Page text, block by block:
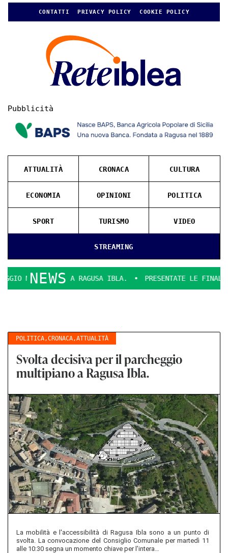
CONTATTI PRIVACY POLICY COOKIE POLICY
Pubblicità
STREAMING
ATTUALITÀ CRONACA CULTURA
ECONOMIA OPINIONI POLITICA
SPORT TURISMO VIDEO
NEWS
A RAGUSA IBLA. PRESENTATE LE FINALI SCUDETTO DI
POLITICA,CRONACA,ATTUALITÀ
Svolta decisiva per il parcheggio
multipiano a Ragusa Ibla.
La mobilità e l'accessibilità di Ra­gu­sa Ibla sono a un punto di
svol­ta. La con­vo­ca­zio­ne del Con­siglio Co­mu­na­le per martedì 11
alle 10:30 segna un mo­men­to chia­ve per l'in­te­ra…